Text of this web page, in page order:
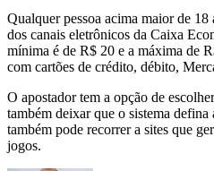
Qualquer pessoa acima maior de
dos canais eletrônicos da Caixa
mínima é de R$ 20 e a máxima de
com cartões de crédito, débito,
O apostador tem a opção de
também deixar que o sistema
também pode recorrer a sites que
jogos.